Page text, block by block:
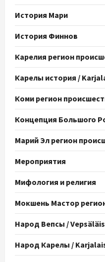
История Мари
История Финнов
Карелия регион
Карелы история /
Коми регион
Концепция Большого
Марий Эл регион
Мероприятия
Мифология и религия
Мокшень Мастор
Народ Вепсы /
Народ Карелы /